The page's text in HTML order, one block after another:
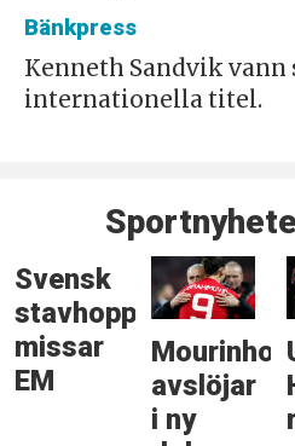
Bänkpress
Kenneth Sandvik vann
internationella titel.
Svensk
stavhoppare
missar
EM
Mourinho
avslöjar
i ny